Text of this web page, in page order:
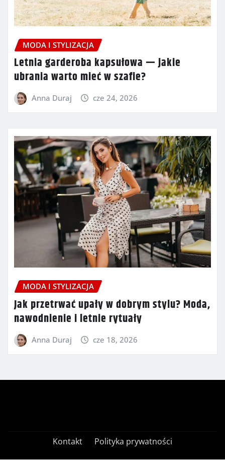
MODA I STYLIZACJA
Letnia garderoba kapsułowa — jakie
ubrania warto mieć w szafie?
Anna Duraj cze 24, 2026
MODA I STYLIZACJA
Jak przetrwać upały w dobrym stylu? Moda,
nawodnienie i letnie rytuały
Anna Duraj cze 18, 2026
Kontakt Polityka prywatności